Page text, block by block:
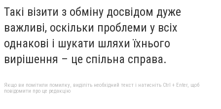
Такі візити з обміну досвідом дуже
важливі, оскільки проблеми у всіх
однакові і шукати шляхи їхнього
вирішення – це спільна справа.
Якщо ви помітили помилку, виділіть необхідний текст і натисніть Ctrl + Enter, щоб
повідомити про це редакцію